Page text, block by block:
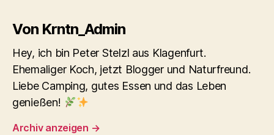
Von Krntn_Admin
Hey, ich bin Peter Stelzl aus Klagenfurt.
Ehemaliger Koch, jetzt Blogger und Naturfreund.
Liebe Camping, gutes Essen und das Leben
genießen!
Archiv anzeigen →